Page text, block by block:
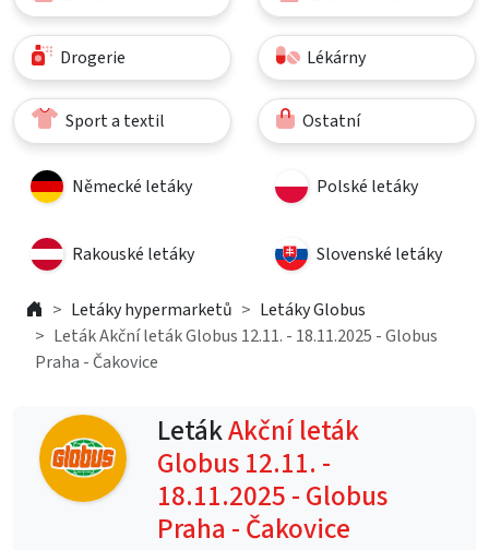
Drogerie Lékárny
Sport a textil Ostatní
Německé letáky Polské letáky
Rakouské letáky Slovenské letáky
Letáky hypermarketů
Letáky Globus
Leták Akční leták Globus 12.11. - 18.11.2025 - Globus
Praha - Čakovice
LetákAkční leták
Globus 12.11. -
18.11.2025 - Globus
Praha - Čakovice